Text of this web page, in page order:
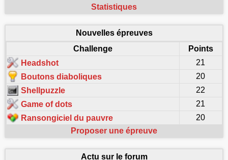
Statistiques
Nouvelles épreuves
Challenge
Points
Headshot
21
Boutons diaboliques
20
Shellpuzzle
22
Game of dots
21
Ransongiciel du pauvre
20
Proposer une épreuve
Actu sur le forum